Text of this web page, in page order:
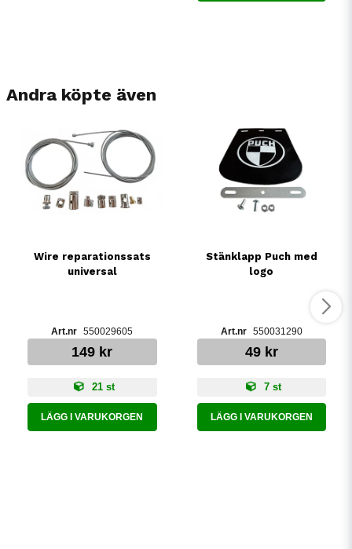
Andra köpte även
Wire reparationssats
universal
550029605
149 kr
21 st
LÄGG I VARUKORGEN
Stänklapp Puch med
logo
550031290
49 kr
7 st
LÄGG I VARUKORGEN